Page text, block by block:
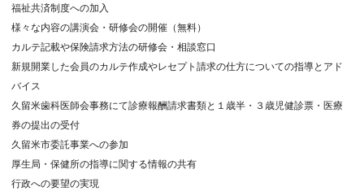
福祉共済制度への加入
様々な内容の講演会・研修会の開催（無料）
カルテ記載や保険請求方法の研修会・相談窓口
新規開業した会員のカルテ作成やレセプト請求の仕方についての指導とアド
バイス
久留米歯科医師会事務にて診療報酬請求書類と１歳半・３歳児健診票・医療
券の提出の受付
久留米市委託事業への参加
厚生局・保健所の指導に関する情報の共有
行政への要望の実現